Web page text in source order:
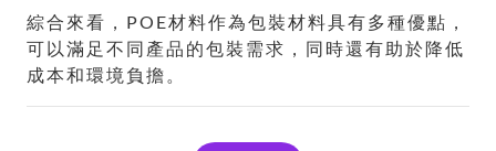
綜合來看，POE材料作為包裝材料具有多種優點，
可以滿足不同產品的包裝需求，同時還有助於降低
成本和環境負擔。